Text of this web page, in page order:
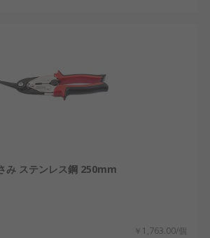
み ステンレス鋼 250mm
￥1,763.00/個